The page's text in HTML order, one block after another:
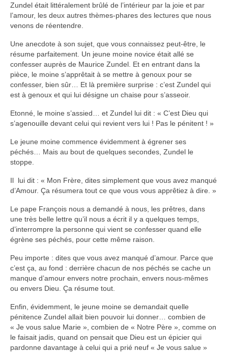
Zundel était littéralement brûlé de l’intérieur par la joie et par
l’amour, les deux autres thèmes-phares des lectures que nous
venons de réentendre.
Une anecdote à son sujet, que vous connaissez peut-être, le
résume parfaitement. Un jeune moine novice était allé se
confesser auprès de Maurice Zundel. Et en entrant dans la
pièce, le moine s’apprêtait à se mettre à genoux pour se
confesser, bien sûr… Et là première surprise : c’est Zundel qui
est à genoux et qui lui désigne un chaise pour s’asseoir.
Etonné, le moine s’assied… et Zundel lui dit : « C’est Dieu qui
s’agenouille devant celui qui revient vers lui ! Pas le pénitent ! »
Le jeune moine commence évidemment à égrener ses
péchés… Mais au bout de quelques secondes, Zundel le
stoppe.
Il lui dit : « Mon Frère, dites simplement que vous avez manqué
d’Amour. Ça résumera tout ce que vous vous apprêtiez à dire. »
Le pape François nous a demandé à nous, les prêtres, dans
une très belle lettre qu’il nous a écrit il y a quelques temps,
d’interrompre la personne qui vient se confesser quand elle
égrène ses péchés, pour cette même raison.
Peu importe : dites que vous avez manqué d’amour. Parce que
c’est ça, au fond : derrière chacun de nos péchés se cache un
manque d’amour envers notre prochain, envers nous-mêmes
ou envers Dieu. Ça résume tout.
Enfin, évidemment, le jeune moine se demandait quelle
pénitence Zundel allait bien pouvoir lui donner… combien de
« Je vous salue Marie », combien de « Notre Père », comme on
le faisait jadis, quand on pensait que Dieu est un épicier qui
pardonne davantage à celui qui a prié neuf « Je vous salue »